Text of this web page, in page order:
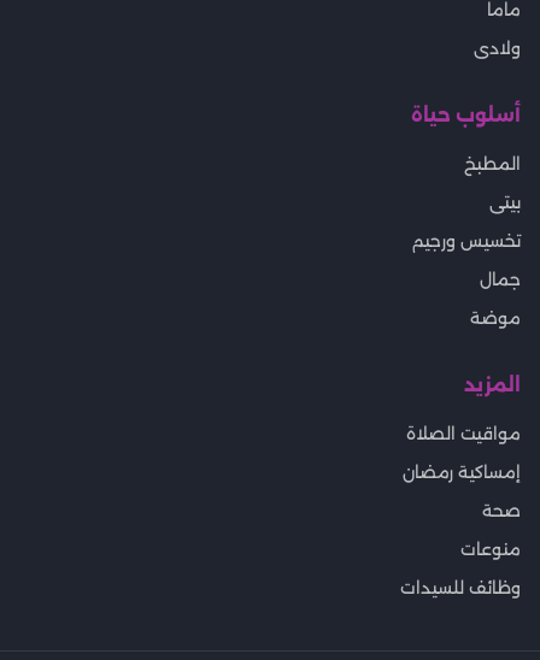
ماما
ولادى
أسلوب حياة
المطبخ
بيتى
تخسيس ورجيم
جمال
موضة
المزيد
مواقيت الصلاة
إمساكية رمضان
صحة
منوعات
وظائف للسيدات